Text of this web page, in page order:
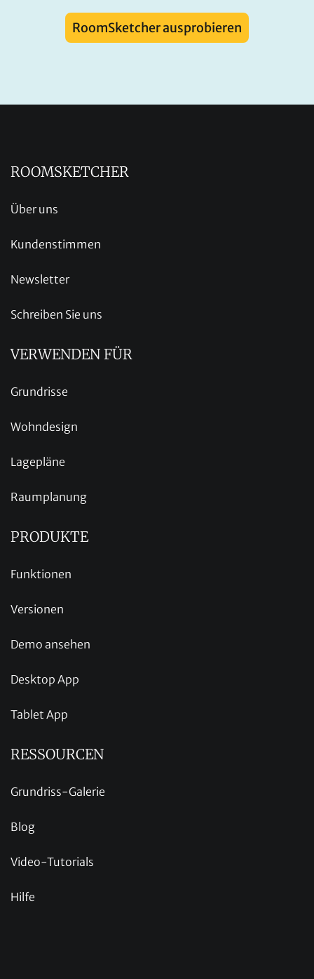
RoomSketcher ausprobieren
ROOMSKETCHER
Über uns
Kundenstimmen
Newsletter
Schreiben Sie uns
VERWENDEN FÜR
Grundrisse
Wohndesign
Lagepläne
Raumplanung
PRODUKTE
Funktionen
Versionen
Demo ansehen
Desktop App
Tablet App
RESSOURCEN
Grundriss-Galerie
Blog
Video-Tutorials
Hilfe